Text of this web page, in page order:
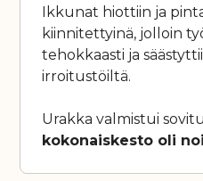
Ikkunat hiottiin ja
kiinnitettyinä, jolloin
tehokkaasti ja
irroitustöiltä.
Urakka valmistui
kokonaiskesto oli